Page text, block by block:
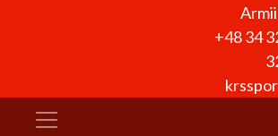
+48 34